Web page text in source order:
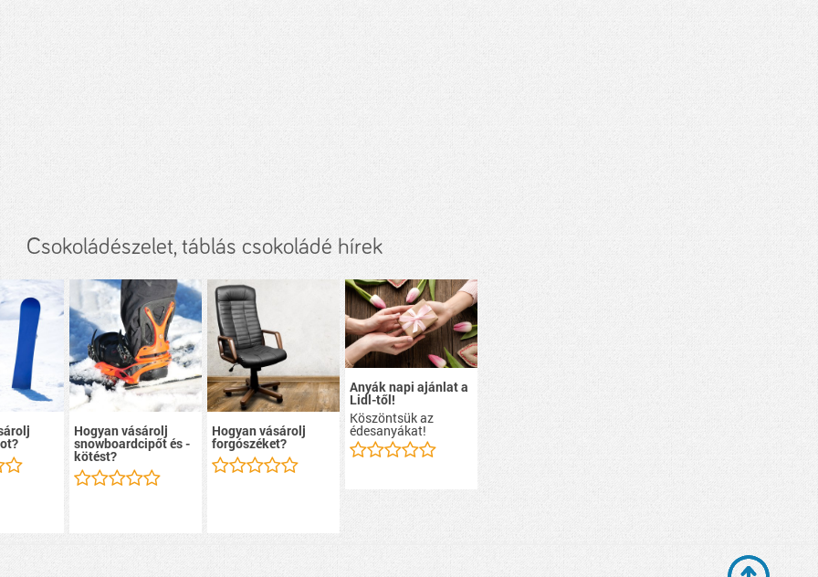
Csokoládészelet, táblás csokoládé hírek
Hogyan vásárolj
snowboardcipőt és -
kötést?
Hogyan vásárolj
forgószéket?
Anyák napi ajánlat a
Lidl-től!
Köszöntsük az
édesanyákat!